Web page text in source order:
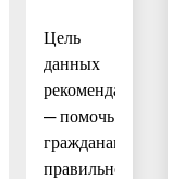
Цель
данных
рекомендаций
─ помочь
гражданам
правильно